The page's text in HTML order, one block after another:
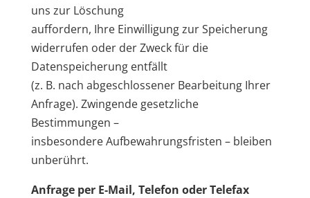
uns zur Löschung
auffordern, Ihre Einwilligung zur Speicherung
widerrufen oder der Zweck für die
Datenspeicherung entfällt
(z. B. nach abgeschlossener Bearbeitung Ihrer
Anfrage). Zwingende gesetzliche
Bestimmungen –
insbesondere Aufbewahrungsfristen – bleiben
unberührt.
Anfrage per E-Mail, Telefon oder Telefax